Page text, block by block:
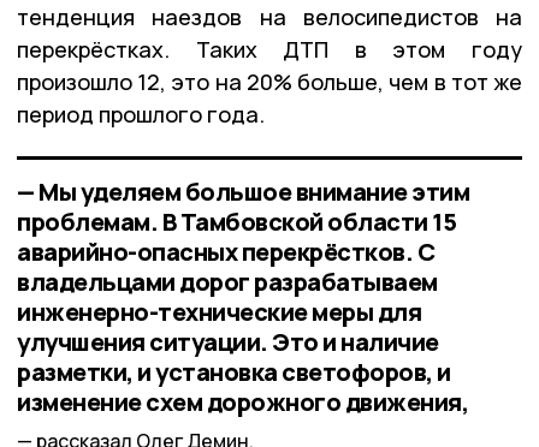
тенденция наездов на велосипедистов на
перекрёстках. Таких ДТП в этом году
произошло 12, это на 20% больше, чем в тот же
период прошлого года.
— Мы уделяем большое внимание этим
проблемам. В Тамбовской области 15
аварийно-опасных перекрёстков. С
владельцами дорог разрабатываем
инженерно-технические меры для
улучшения ситуации. Это и наличие
разметки, и установка светофоров, и
изменение схем дорожного движения,
рассказал Олег Демин.